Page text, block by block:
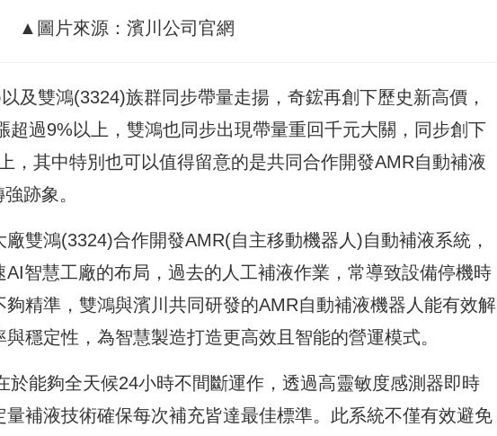
▲圖片來源：濱川公司官網
及雙鴻(3324)族群同步帶量走揚，奇鋐再創下歷史新高價，
超過9%以上，雙鴻也同步出現帶量重回千元大關，同步創下
，其中特別也可以值得留意的是共同合作開發AMR自動補液
跡象。
雙鴻(3324)合作開發AMR(自主移動機器人)自動補液系統，
智慧工廠的布局，過去的人工補液作業，常導致設備停機時
精準，雙鴻與濱川共同研發的AMR自動補液機器人能有效解
穩定性，為智慧製造打造更高效且智能的營運模式。
於能夠全天候24小時不間斷運作，透過高靈敏度感測器即時
補液技術確保每次補充皆達最佳標準。此系統不僅有效避免